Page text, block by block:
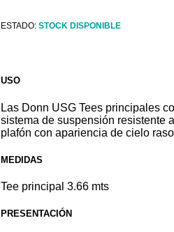
ESTADO: STOCK DISPONIBLE
USO
Las Donn USG Tees principales
sistema de suspensión resistente
plafón con apariencia de cielo
MEDIDAS
Tee principal 3.66 mts
PRESENTACIÓN